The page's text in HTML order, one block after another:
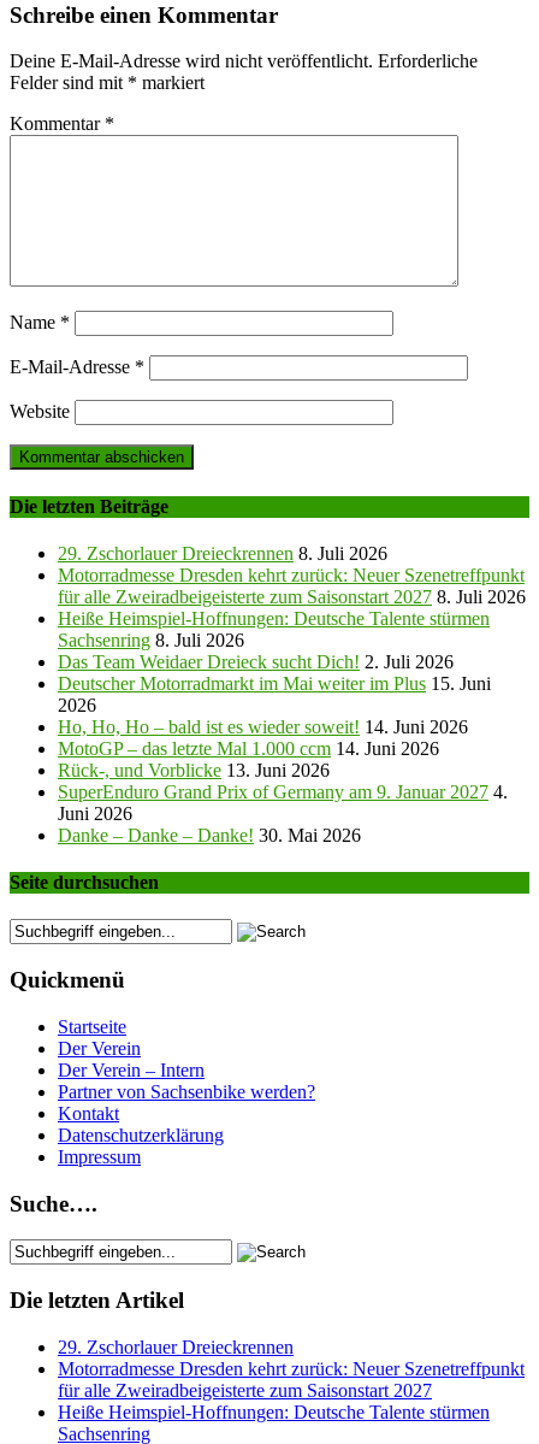
Schreibe einen Kommentar
Deine E-Mail-Adresse wird nicht veröffentlicht. Erforderliche
Felder sind mit * markiert
Kommentar *
Name *
E-Mail-Adresse *
Website
Die letzten Beiträge
29. Zschorlauer Dreieckrennen 8. Juli 2026
Motorradmesse Dresden kehrt zurück: Neuer Szenetreffpunkt
für alle Zweiradbeigeisterte zum Saisonstart 2027 8. Juli 2026
Heiße Heimspiel-Hoffnungen: Deutsche Talente stürmen
Sachsenring 8. Juli 2026
Das Team Weidaer Dreieck sucht Dich! 2. Juli 2026
Deutscher Motorradmarkt im Mai weiter im Plus 15. Juni
2026
Ho, Ho, Ho – bald ist es wieder soweit! 14. Juni 2026
MotoGP – das letzte Mal 1.000 ccm 14. Juni 2026
Rück-, und Vorblicke 13. Juni 2026
SuperEnduro Grand Prix of Germany am 9. Januar 2027 4.
Juni 2026
Danke – Danke – Danke! 30. Mai 2026
Seite durchsuchen
Quickmenü
Startseite
Der Verein
Der Verein – Intern
Partner von Sachsenbike werden?
Kontakt
Datenschutzerklärung
Impressum
Suche….
Die letzten Artikel
29. Zschorlauer Dreieckrennen
Motorradmesse Dresden kehrt zurück: Neuer Szenetreffpunkt
für alle Zweiradbeigeisterte zum Saisonstart 2027
Heiße Heimspiel-Hoffnungen: Deutsche Talente stürmen
Sachsenring